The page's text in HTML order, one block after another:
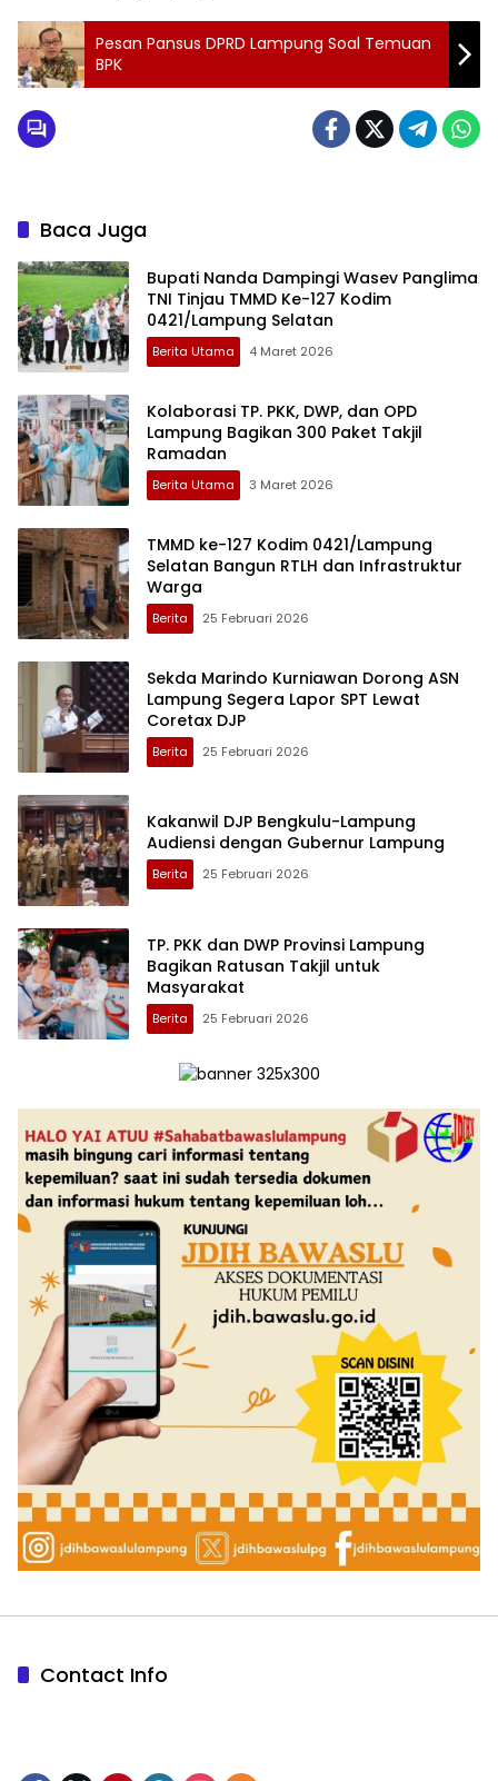
Pesan Pansus DPRD Lampung Soal Temuan
BPK
Baca Juga
Bupati Nanda Dampingi Wasev Panglima
TNI Tinjau TMMD Ke-127 Kodim
0421/Lampung Selatan
Berita Utama 4 Maret 2026
Kolaborasi TP. PKK, DWP, dan OPD
Lampung Bagikan 300 Paket Takjil
Ramadan
Berita Utama 3 Maret 2026
TMMD ke-127 Kodim 0421/Lampung
Selatan Bangun RTLH dan Infrastruktur
Warga
Berita 25 Februari 2026
Sekda Marindo Kurniawan Dorong ASN
Lampung Segera Lapor SPT Lewat
Coretax DJP
Berita 25 Februari 2026
Kakanwil DJP Bengkulu-Lampung
Audiensi dengan Gubernur Lampung
Berita 25 Februari 2026
TP. PKK dan DWP Provinsi Lampung
Bagikan Ratusan Takjil untuk
Masyarakat
Berita 25 Februari 2026
Contact Info